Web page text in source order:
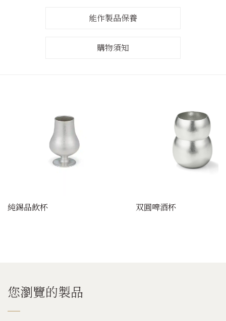
能作製品保養
購物須知
純錫品飲杯 双圓啤酒杯
您瀏覽的製品